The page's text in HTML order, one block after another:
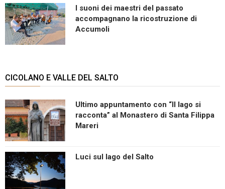
I suoni dei maestri del passato
accompagnano la ricostruzione di
Accumoli
CICOLANO E VALLE DEL SALTO
Ultimo appuntamento con “Il lago si
racconta” al Monastero di Santa Filippa
Mareri
Luci sul lago del Salto